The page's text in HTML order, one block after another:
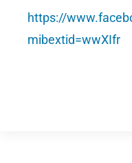
https://
mibextid=wwXIfr